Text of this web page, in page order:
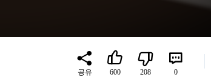
공유 600 208 0